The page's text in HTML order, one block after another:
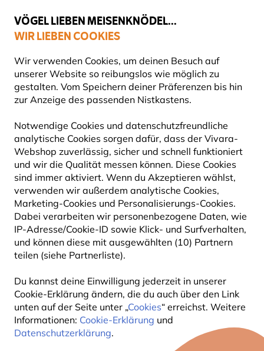
VÖGEL LIEBEN MEISENKNÖDEL...
WIR LIEBEN COOKIES
Wir verwenden Cookies, um deinen Besuch auf
unserer Website so reibungslos wie möglich zu
gestalten. Vom Speichern deiner Präferenzen bis hin
zur Anzeige des passenden Nistkastens.
Notwendige Cookies und datenschutzfreundliche
analytische Cookies sorgen dafür, dass der Vivara-
Webshop zuverlässig, sicher und schnell funktioniert
und wir die Qualität messen können. Diese Cookies
sind immer aktiviert. Wenn du Akzeptieren wählst,
verwenden wir außerdem analytische Cookies,
Marketing-Cookies und Personalisierungs-Cookies.
Dabei verarbeiten wir personenbezogene Daten, wie
IP-Adresse/Cookie-ID sowie Klick- und Surfverhalten,
und können diese mit ausgewählten (10) Partnern
teilen (siehe Partnerliste).
Du kannst deine Einwilligung jederzeit in unserer
Cookie-Erklärung ändern, die du auch über den Link
unten auf der Seite unter „Cookies“ erreichst. Weitere
Informationen: Cookie-Erklärung und
Datenschutzerklärung.
Top-bewertet in 11 Ländern
Gratis Versand ab 49 €
Vogelfuttersysteme Vogelfutterhäuser Zubehör
SEEN ELEMENTS
VOGELSCHUTZ-
MARKIERUNGEN 9MM, 50M
ROLLE
6 Bewertungen
74,-
inkl. MwSt., zzgl.Versandkosten